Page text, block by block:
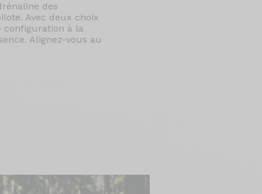
des
Avec deux choix
configuration à la
Alignez-vous au